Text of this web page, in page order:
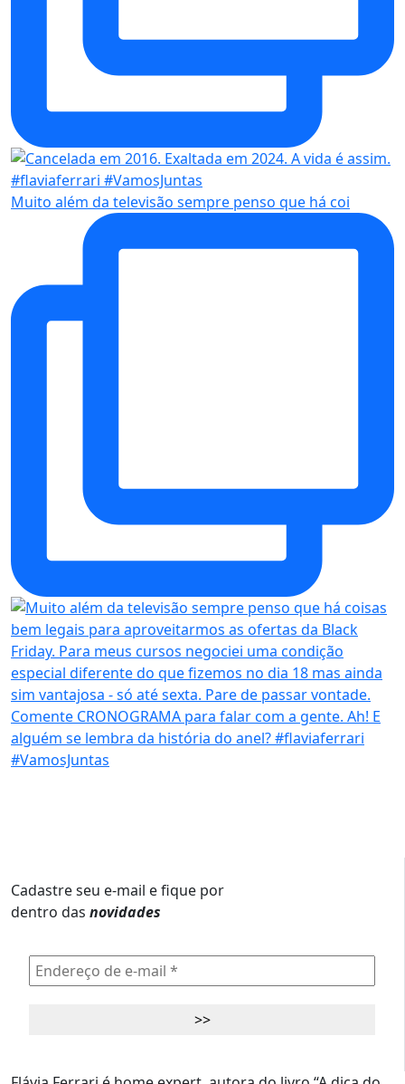
Muito além da televisão sempre penso que há coi
Cadastre seu e-mail e fique por
dentro das novidades